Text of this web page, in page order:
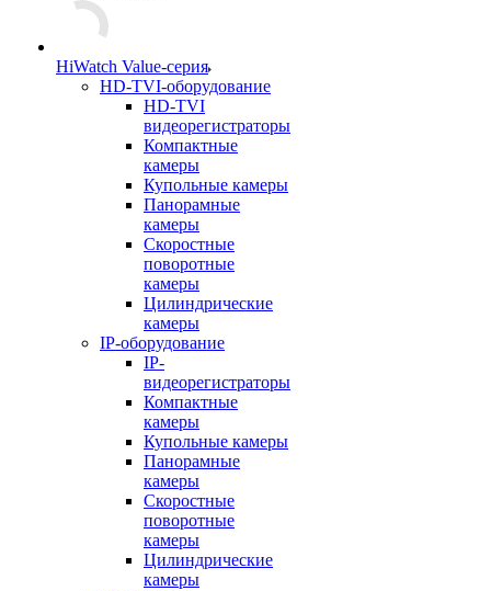
HiWatch Value-серия
HD-TVI-оборудование
HD-TVI
видеорегистраторы
Компактные
камеры
Купольные камеры
Панорамные
камеры
Скоростные
поворотные
камеры
Цилиндрические
камеры
IP-оборудование
IP-
видеорегистраторы
Компактные
камеры
Купольные камеры
Панорамные
камеры
Скоростные
поворотные
камеры
Цилиндрические
камеры